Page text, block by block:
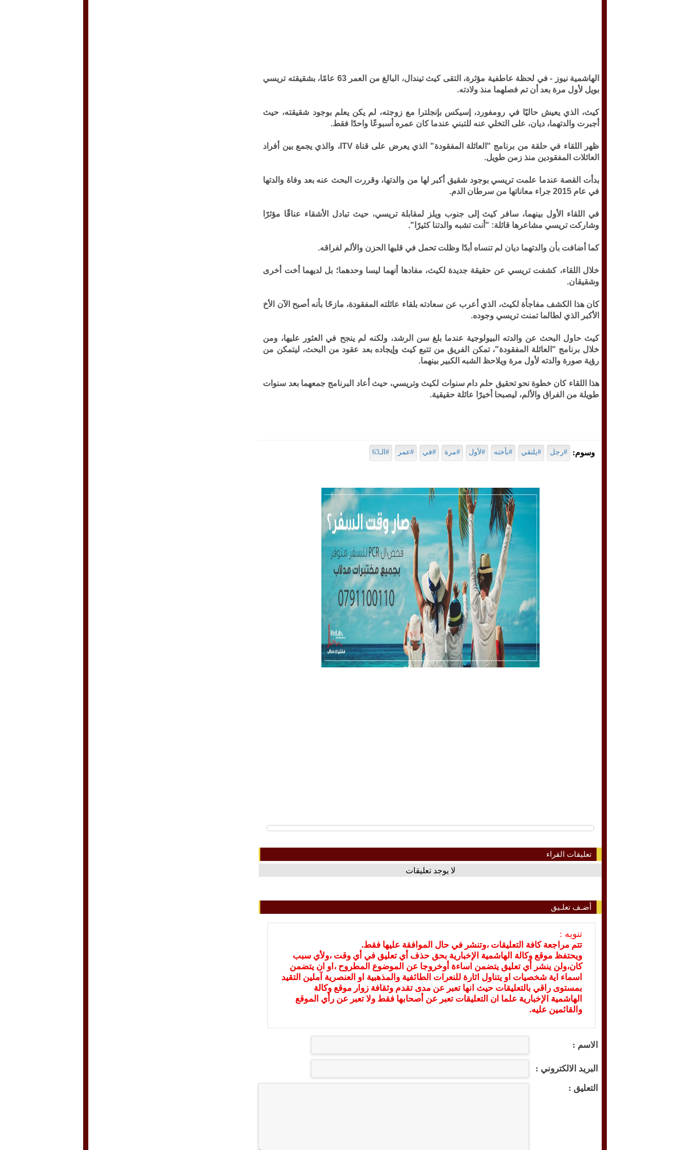
الهاشمية نيوز -
في لحظة عاطفية مؤثرة، التقى كيث تيندال، البالغ من العمر 63 عامًا، بشقيقته تريسي
بويل لأول مرة بعد أن تم فصلهما منذ ولادته.
كيث، الذي يعيش حاليًا في رومفورد، إسيكس بإنجلترا مع زوجته، لم يكن يعلم بوجود شقيقته، حيث
أجبرت والدتهما، ديان، على التخلي عنه للتبني عندما كان عمره أسبوعًا واحدًا فقط.
ظهر اللقاء في حلقة من برنامج "العائلة المفقودة" الذي يعرض على قناة ITV، والذي يجمع بين أفراد
العائلات المفقودين منذ زمن طويل.
بدأت القصة عندما علمت تريسي بوجود شقيق أكبر لها من والدتها، وقررت البحث عنه بعد وفاة والدتها
في عام 2015 جراء معاناتها من سرطان الدم.
في اللقاء الأول بينهما، سافر كيث إلى جنوب ويلز لمقابلة تريسي، حيث تبادل الأشقاء عناقًا مؤثرًا
وشاركت تريسي مشاعرها قائلة: "أنت تشبه والدتنا كثيرًا".
كما أضافت بأن والدتهما ديان لم تنساه أبدًا وظلت تحمل في قلبها الحزن والألم لفراقه.
خلال اللقاء، كشفت تريسي عن حقيقة جديدة لكيث، مفادها أنهما ليسا وحدهما؛ بل لديهما أخت أخرى
وشقيقان.
كان هذا الكشف مفاجأة لكيث، الذي أعرب عن سعادته بلقاء عائلته المفقودة، مازحًا بأنه أصبح الآن الأخ
الأكبر الذي لطالما تمنت تريسي وجوده.
كيث حاول البحث عن والدته البيولوجية عندما بلغ سن الرشد، ولكنه لم ينجح في العثور عليها، ومن
خلال برنامج "العائلة المفقودة"، تمكن الفريق من تتبع كيث وإيجاده بعد عقود من البحث، ليتمكن من
رؤية صورة والدته لأول مرة ويلاحظ الشبه الكبير بينهما.
هذا اللقاء كان خطوة نحو تحقيق حلم دام سنوات لكيث وتريسي، حيث أعاد البرنامج جمعهما بعد سنوات
طويلة من الفراق والألم، ليصبحا أخيرًا عائلة حقيقية.
وسوم: #رجل #يلتقي #بأخته #لأول #مرة #في #عمر #الـ63
تعليقات القراء
لا يوجد تعليقات
أضـف تعلـيق
تنويه :
تتم مراجعة كافة التعليقات ،وتنشر في حال الموافقة عليها فقط.
ويحتفظ موقع وكالة الهاشمية الإخبارية بحق حذف أي تعليق في أي وقت ،ولأي سبب
كان،ولن ينشر أي تعليق يتضمن اساءة أوخروجا عن الموضوع المطروح ،او ان يتضمن
اسماء اية شخصيات او يتناول اثارة للنعرات الطائفية والمذهبية او العنصرية آملين التقيد
بمستوى راقي بالتعليقات حيث انها تعبر عن مدى تقدم وثقافة زوار موقع وكالة
الهاشمية الإخبارية علما ان التعليقات تعبر عن أصحابها فقط ولا تعبر عن رأي الموقع
والقائمين عليه.
الاسم :
البريد الالكتروني :
التعليق :